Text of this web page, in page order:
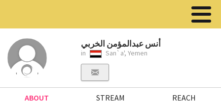
أنس عبدالمؤمن الخربي
in San`a', Yemen
ABOUT STREAM REACH